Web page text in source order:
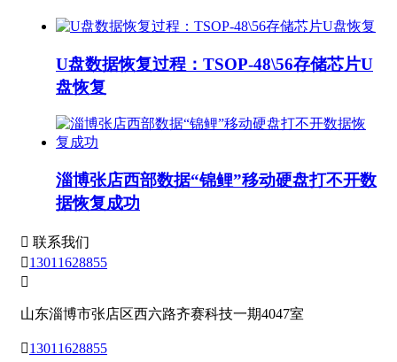
U盘数据恢复过程：TSOP-48\56存储芯片U
盘恢复
淄博张店西部数据“锦鲤”移动硬盘打不开数
据恢复成功
 联系我们
13011628855

山东淄博市张店区西六路齐赛科技一期4047室
13011628855